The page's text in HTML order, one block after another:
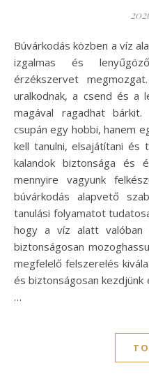
Búvárkodás közben a víz alatti világ felfedezése egyszerre
izgalmas és
érzékszervet
uralkodnak, a csend és a
magával ragadhat
csupán egy hobbi, hanem
kell tanulni, elsajátítani és
kalandok biztonsága és
mennyire vagyunk
búvárkodás alapvető
tanulási folyamatot
hogy a víz alatt valóban
biztonságosan
megfelelő felszerelés
és biztonságosan
…